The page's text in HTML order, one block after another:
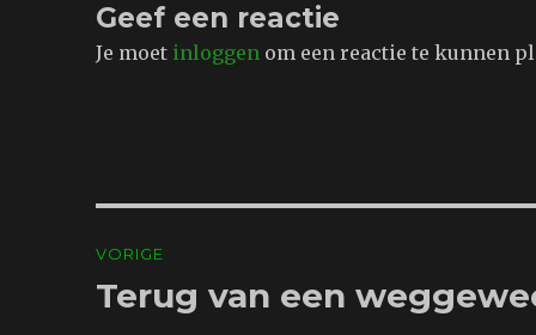
Geef een reactie
Je moet inloggen om een reactie te kunnen
navigatie
VORIGE
Vorig
Terug van een